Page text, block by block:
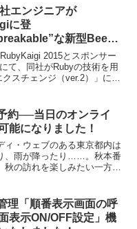
エンジニアが
に登
な新型Beeエ
ジを発表！2015とスポンサー
て、同社がRubyの技術を用
スチェンジ（ver.2）」に関
約──当日のオンライ
能になりました！
ィ・ウェブのある東京都内は
、雨が降ったり……。秋本番
秋の訪れを楽しみたい一方
理「順番表示画面の呼
表示ON/OFF設定」機